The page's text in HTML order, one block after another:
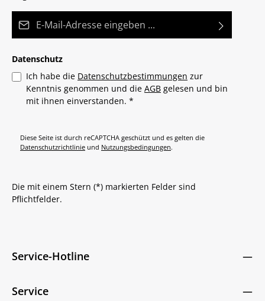
Datenschutz
Ich habe die Datenschutzbestimmungen zur
Kenntnis genommen und die AGB gelesen und bin
mit ihnen einverstanden. *
Diese Seite ist durch reCAPTCHA geschützt und es gelten die
Datenschutzrichtlinie und Nutzungsbedingungen.
Die mit einem Stern (*) markierten Felder sind
Pflichtfelder.
Service-Hotline
Service